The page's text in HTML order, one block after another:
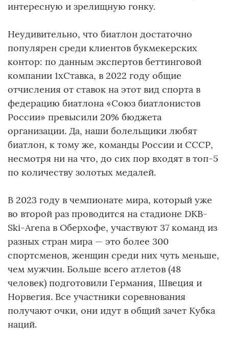
интересную и зрелищную гонку.
Неудивительно, что биатлон достаточно
популярен среди клиентов букмекерских
контор: по данным экспертов беттинговой
компании 1хСтавка, в 2022 году общие
отчисления от ставок на этот вид спорта в
федерацию биатлона «Союз биатлонистов
России» превысили 20% бюджета
организации. Да, наши болельщики любят
биатлон, к тому же, команды России и СССР,
несмотря ни на что, до сих пор входят в топ-5
по количеству золотых медалей.
В 2023 году в чемпионате мира, который уже
во второй раз проводится на стадионе DKB-
Ski-Arena в Оберхофе, участвуют 37 команд из
разных стран мира — это более 300
спортсменов, женщин среди них чуть меньше,
чем мужчин. Больше всего атлетов (48
человек) подготовили Германия, Швеция и
Норвегия. Все участники соревнования
получают очки, они идут в общий зачет Кубка
наций.